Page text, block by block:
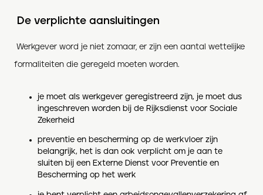
De verplichte aansluitingen
Werkgever word je niet zomaar, er zijn een aantal wettelijke
formaliteiten die geregeld moeten worden.
je moet als werkgever geregistreerd zijn, je moet dus
ingeschreven worden bij de Rijksdienst voor Sociale
Zekerheid
preventie en bescherming op de werkvloer zijn
belangrijk, het is dan ook verplicht om je aan te
sluiten bij een Externe Dienst voor Preventie en
Bescherming op het werk